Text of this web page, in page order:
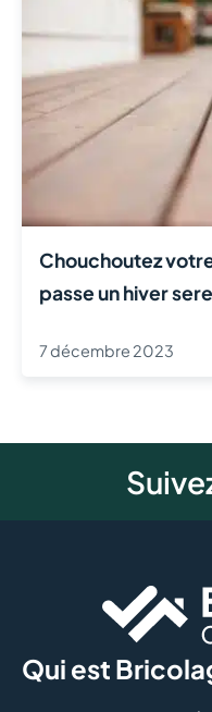
Chouchoutez
passe un hiver
7 décembre 2023
Qui est